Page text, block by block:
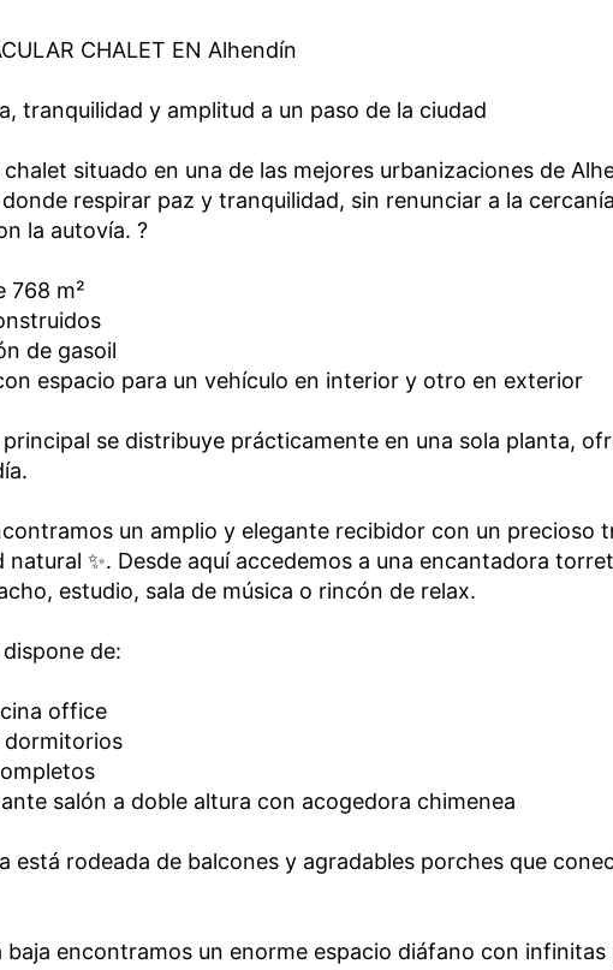
CHALET EN Alhendín
tranquilidad y amplitud a un paso de la ciudad
situado en una de las mejores urbanizaciones de
respirar paz y tranquilidad, sin renunciar a la
la autovía. ?
768 m²
de gasoil
espacio para un vehículo en interior y otro en exterior
principal se distribuye prácticamente en una sola planta,
un amplio y elegante recibidor con un precioso
natural ✨. Desde aquí accedemos a una encantadora
estudio, sala de música o rincón de relax.
de:
office
dormitorios
salón a doble altura con acogedora chimenea
está rodeada de balcones y agradables porches que
baja encontramos un enorme espacio diáfano con